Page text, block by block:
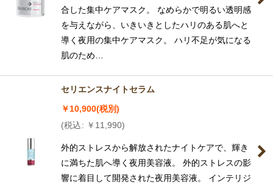
合した集中ケアマスク。 なめらかで明るい透明感
を与えながら、いきいきとしたハリのある肌へと
導く夜用の集中ケアマスク。 ハリ不足が気になる
肌のため…
セリエンスナイトセラム
￥10,900(税別)
(税込: ￥ 11,990)
外的ストレスから解放されたナイトケアで、輝き
に満ちた肌へ導く夜用美容液。 外的ストレスの影
響に着目して開発された夜用美容液。 インテリジ